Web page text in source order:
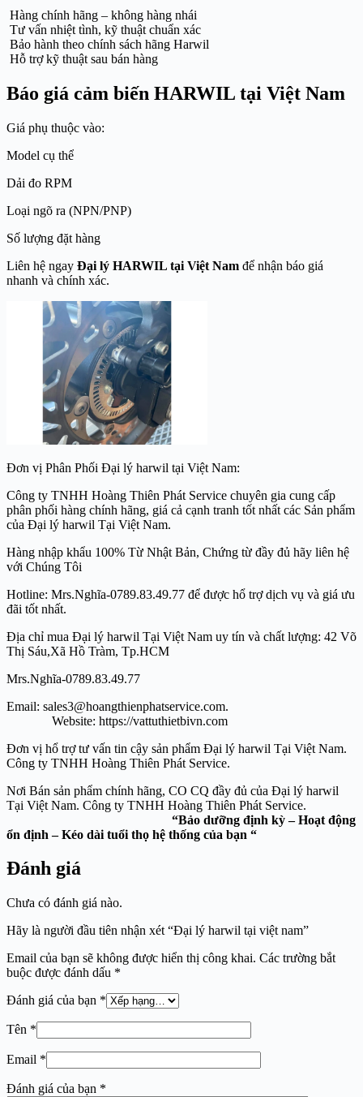
Hàng chính hãng – không hàng nhái
Tư vấn nhiệt tình, kỹ thuật chuẩn xác
Bảo hành theo chính sách hãng Harwil
Hỗ trợ kỹ thuật sau bán hàng
Báo giá cảm biến HARWIL tại Việt Nam
Giá phụ thuộc vào:
Model cụ thể
Dải đo RPM
Loại ngõ ra (NPN/PNP)
Số lượng đặt hàng
Liên hệ ngay Đại lý HARWIL tại Việt Nam để nhận báo giá
nhanh và chính xác.
Đơn vị Phân Phối Đại lý harwil tại Việt Nam:
Công ty TNHH Hoàng Thiên Phát Service chuyên gia cung cấp
phân phối hàng chính hãng, giá cả cạnh tranh tốt nhất các Sản phẩm
của Đại lý harwil Tại Việt Nam.
Hàng nhập khẩu 100% Từ Nhật Bản, Chứng từ đầy đủ hãy liên hệ
với Chúng Tôi
Hotline: Mrs.Nghĩa-0789.83.49.77 để được hổ trợ dịch vụ và giá ưu
đãi tốt nhất.
Địa chỉ mua Đại lý harwil Tại Việt Nam uy tín và chất lượng: 42 Võ
Thị Sáu,Xã Hồ Tràm, Tp.HCM
Mrs.Nghĩa-0789.83.49.77
Email: sales3@hoangthienphatservice.com.
Website: https://vattuthietbivn.com
Đơn vị hổ trợ tư vấn tin cậy sản phẩm Đại lý harwil Tại Việt Nam.
Công ty TNHH Hoàng Thiên Phát Service.
Nơi Bán sản phẩm chính hãng, CO CQ đầy đủ của Đại lý harwil
Tại Việt Nam. Công ty TNHH Hoàng Thiên Phát Service.
“Bảo dưỡng định kỳ – Hoạt động
ổn định – Kéo dài tuổi thọ hệ thống của bạn “
Đánh giá
Chưa có đánh giá nào.
Hãy là người đầu tiên nhận xét “Đại lý harwil tại việt nam”
Email của bạn sẽ không được hiển thị công khai. Các trường bắt
buộc được đánh dấu *
Đánh giá của bạn *
Tên *
Email *
Đánh giá của bạn *